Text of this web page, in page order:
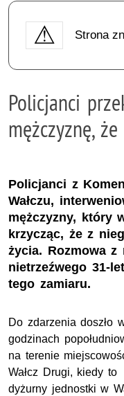
Strona
Policjanci
mężczyznę,
Policjanci z
Wałczu,
mężczyzny, który
krzycząc, że z
życia. Rozmowa z
nietrzeźwego 31-
tego zamiaru.
Do zdarzenia doszło
godzinach
na terenie
Wałcz Drugi, kiedy to
dyżurny jednostki w